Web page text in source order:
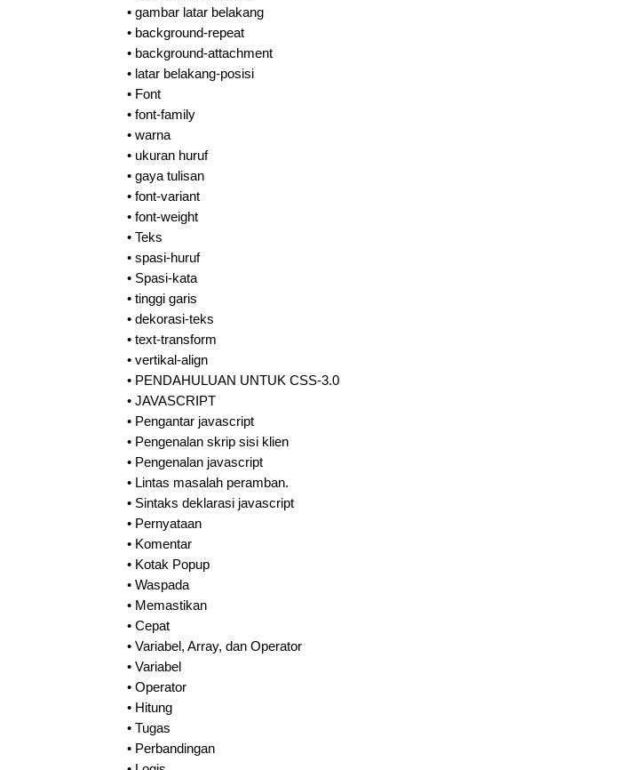
• gambar latar belakang
• background-repeat
• background-attachment
• latar belakang-posisi
• Font
• font-family
• warna
• ukuran huruf
• gaya tulisan
• font-variant
• font-weight
• Teks
• spasi-huruf
• Spasi-kata
• tinggi garis
• dekorasi-teks
• text-transform
• vertikal-align
• PENDAHULUAN UNTUK CSS-3.0
• JAVASCRIPT
• Pengantar javascript
• Pengenalan skrip sisi klien
• Pengenalan javascript
• Lintas masalah peramban.
• Sintaks deklarasi javascript
• Pernyataan
• Komentar
• Kotak Popup
• Waspada
• Memastikan
• Cepat
• Variabel, Array, dan Operator
• Variabel
• Operator
• Hitung
• Tugas
• Perbandingan